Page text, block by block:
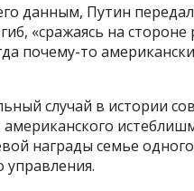
данным, Путин передал
«сражаясь на стороне
почему-то
случай в истории
награды семье